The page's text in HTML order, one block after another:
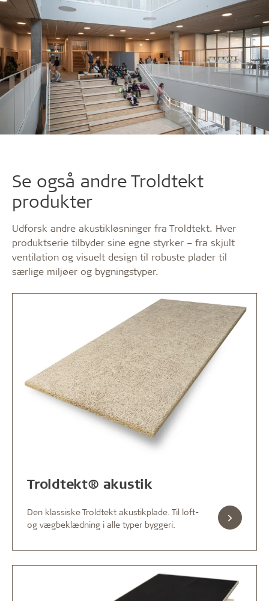
Se også andre Troldtekt
produkter
Udforsk andre akustikløsninger fra Troldtekt. Hver
produktserie tilbyder sine egne styrker – fra skjult
ventilation og visuelt design til robuste plader til
særlige miljøer og bygningstyper.
Troldtekt® akustik
Den klassiske Troldtekt akustikplade. Til loft-
og vægbeklædning i alle typer byggeri.